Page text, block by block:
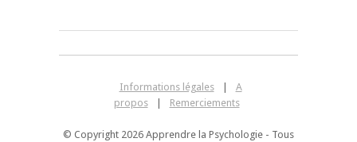
Informations légales
A
propos
Remerciements
© Copyright 2026 Apprendre la Psychologie - Tous